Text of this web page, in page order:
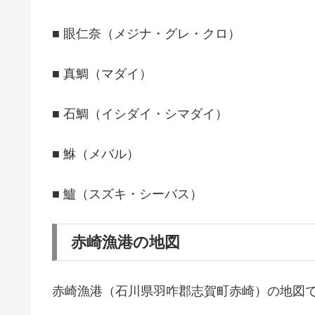
■ 眼仁奈（メジナ・グレ・クロ）
■ 真鯛（マダイ）
■ 石鯛（イシダイ・シマダイ）
■ 鮴（メバル）
■ 鱸（スズキ・シーバス）
赤崎漁港の地図
赤崎漁港（石川県羽咋郡志賀町赤崎）の地図